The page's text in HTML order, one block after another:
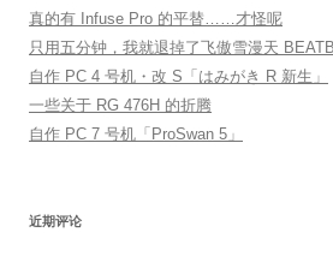
真的有 Infuse Pro 的平替……才怪呢
只用五分钟，我就退掉了飞傲雪漫天
自作 PC 4 号机・改 S「はみがき R 新生」
一些关于 RG 476H 的折腾
自作 PC 7 号机「ProSwan 5」
近期评论